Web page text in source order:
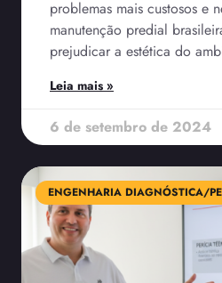
problemas mais custosos e
manutenção predial
prejudicar a estética do
Leia mais »
6 de setembro de 2024
ENGENHARIA DIAGNÓSTICA/